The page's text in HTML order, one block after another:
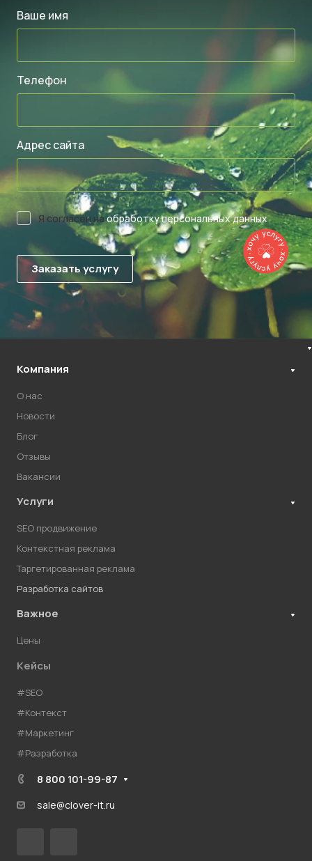
Ваше имя
Телефон
Адрес сайта
Я согласен наобработку персональных данных
Компания
О нас
Новости
Блог
Отзывы
Вакансии
Услуги
SEO продвижение
Контекстная реклама
Таргетированная реклама
Разработка сайтов
Важное
Цены
Кейсы
#SEO
#Контекст
#Маркетинг
#Разработка
8 800 101-99-87
sale@clover-it.ru